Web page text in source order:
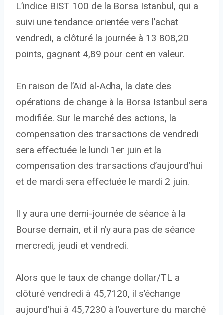
L’indice BIST 100 de la Borsa Istanbul, qui a
suivi une tendance orientée vers l’achat
vendredi, a clôturé la journée à 13 808,20
points, gagnant 4,89 pour cent en valeur.
En raison de l’Aïd al-Adha, la date des
opérations de change à la Borsa Istanbul sera
modifiée. Sur le marché des actions, la
compensation des transactions de vendredi
sera effectuée le lundi 1er juin et la
compensation des transactions d’aujourd’hui
et de mardi sera effectuée le mardi 2 juin.
Il y aura une demi-journée de séance à la
Bourse demain, et il n’y aura pas de séance
mercredi, jeudi et vendredi.
Alors que le taux de change dollar/TL a
clôturé vendredi à 45,7120, il s’échange
aujourd’hui à 45,7230 à l’ouverture du marché